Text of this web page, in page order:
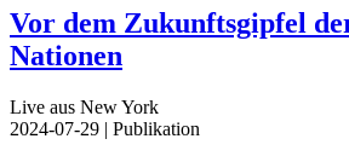
Vor dem Zukunftsgipfel
Nationen
Live aus New York
2024-07-29 | Publikation